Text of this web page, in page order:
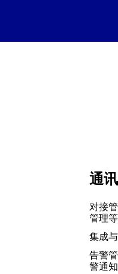
通
对接
管理等
集成
告警
警通知